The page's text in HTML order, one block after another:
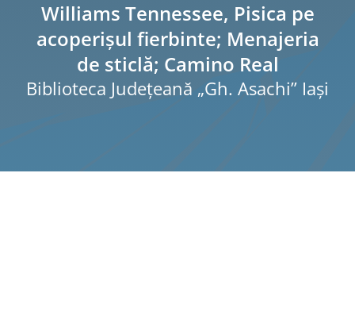
Williams Tennessee, Pisica pe
acoperişul fierbinte; Menajeria
de sticlă; Camino Real
Biblioteca Judeţeană „Gh. Asachi” Iaşi